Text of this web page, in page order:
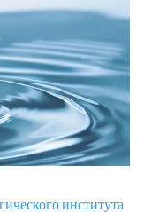
института